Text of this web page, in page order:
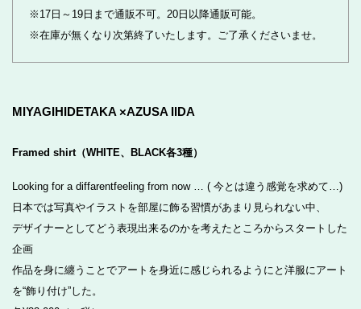
※17日～19日まで通販不可。20日以降通販可能。
※在庫が無くなり次第終了いたします。ご了承くださいませ。
MIYAGIHIDETAKA ×AZUSA IIDA
Framed shirt（WHITE、BLACK各3種）
Looking for a diffarentfeeling from now … ( 今とは違う感覚を求めて…)
日本では写真やイラストを部屋に飾る習慣があまり見られない中、
デザイナーとしてどう表現出来るのかを考えたところからスタートした
企画
作品を身に纏うことでアートを身近に感じられるようにと洋服にアート
を“飾り付け”した。